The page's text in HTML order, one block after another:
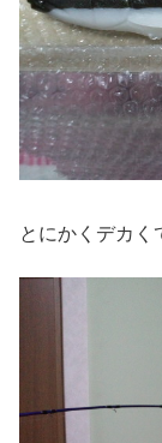
とにかくデカく